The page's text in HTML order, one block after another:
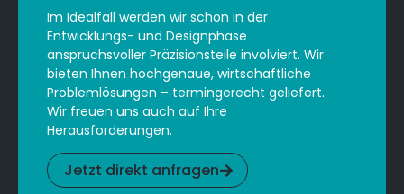
Im Idealfall werden wir schon in der
Entwicklungs- und Designphase
anspruchsvoller Präzisionsteile involviert. Wir
bieten Ihnen hochgenaue, wirtschaftliche
Problemlösungen – termingerecht geliefert.
Wir freuen uns auch auf Ihre
Herausforderungen.
Jetzt direkt anfragen